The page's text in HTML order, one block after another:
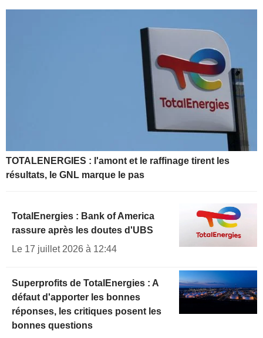
TOTALENERGIES : l'amont et le raffinage tirent les
résultats, le GNL marque le pas
TotalEnergies : Bank of America
rassure après les doutes d'UBS
Le 17 juillet 2026 à 12:44
Superprofits de TotalEnergies : A
défaut d'apporter les bonnes
réponses, les critiques posent les
bonnes questions